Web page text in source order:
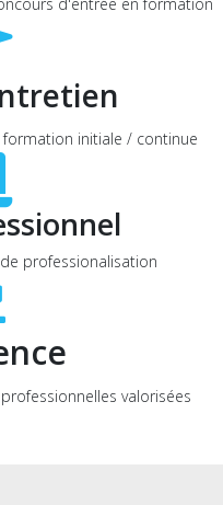
initiale / continue
professionalisation
valorisées